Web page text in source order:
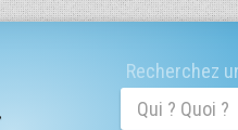
Recherchez